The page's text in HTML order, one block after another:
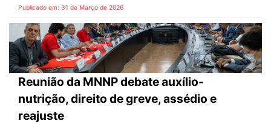
Publicado em: 31 de Março de 2026
Reunião da MNNP debate auxílio-
nutrição, direito de greve, assédio e
reajuste